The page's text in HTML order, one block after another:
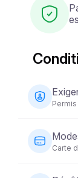
Le
(passeport
Carte
Les